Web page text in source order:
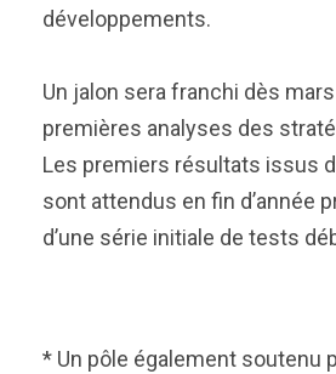
développements.
Un jalon sera franchi dès
premières analyses des
Les premiers résultats issus
sont attendus en fin d’année
d’une série initiale de tests
* Un pôle également soutenu